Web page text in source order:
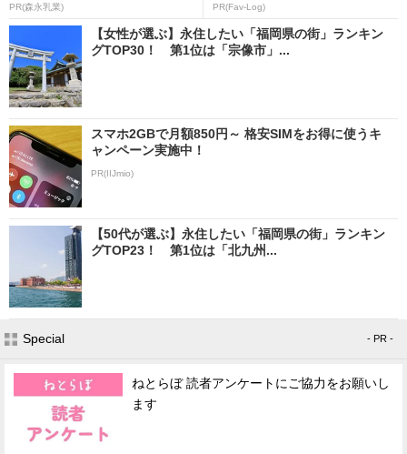
PR(森永乳業) PR(Fav-Log)
【女性が選ぶ】永住したい「福岡県の街」ランキン
グTOP30！ 第1位は「宗像市」...
スマホ2GBで月額850円～ 格安SIMをお得に使うキ
ャンペーン実施中！
PR(IIJmio)
【50代が選ぶ】永住したい「福岡県の街」ランキン
グTOP23！ 第1位は「北九州...
Special - PR -
ねとらぼ 読者アンケートにご協力をお願いし
ます